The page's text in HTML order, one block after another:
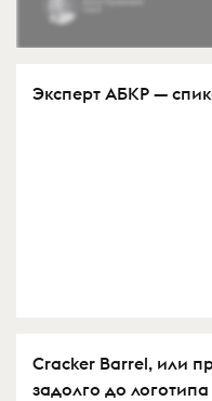
Эксперт АБКР —
Cracker Barrel, или
задолго до логотипа